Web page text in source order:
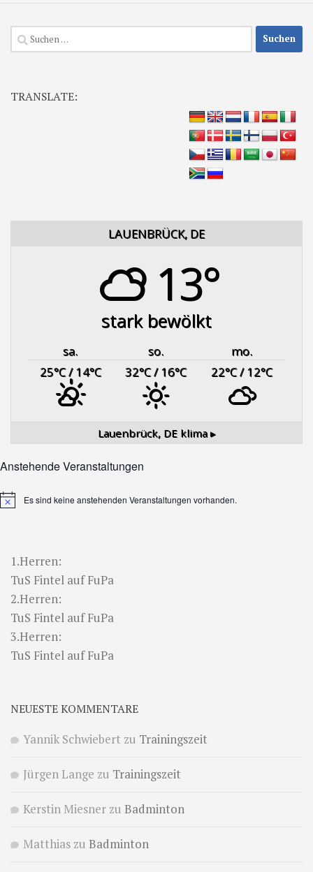
Suchen
nach:
TRANSLATE:
LAUENBRÜCK, DE
13°
stark bewölkt
sa. so.
mo.
25°C/ 14°C 32°C/ 16°C 22°C/ 12°C
Lauenbrück, DEklima ▸
Anstehende Veranstaltungen
HinweisEs sind keine anstehenden Veranstaltungen vorhanden.
1.Herren:
TuS Fintel auf FuPa
2.Herren:
TuS Fintel auf FuPa
3.Herren:
TuS Fintel auf FuPa
NEUESTE KOMMENTARE
Yannik Schwiebert zu Trainingszeit
Jürgen Lange zu Trainingszeit
Kerstin Miesner zu Badminton
Matthias zu Badminton